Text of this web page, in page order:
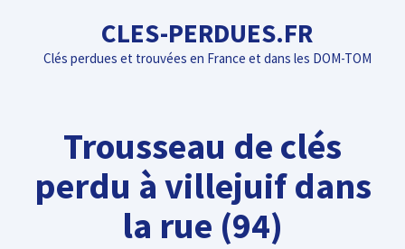
contenu
CLES-PERDUES.FR
Clés perdues et trouvées en France et dans les DOM-TOM
Trousseau de clés
perdu à villejuif dans
la rue (94)